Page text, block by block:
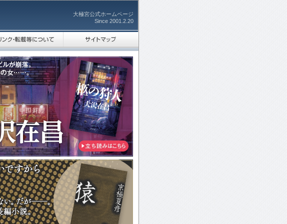
大極宮公式ホームページ
Since 2001.2.20